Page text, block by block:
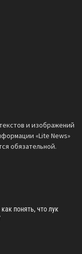
и изображений
«Lite News»
обязательной.
понять, что лук